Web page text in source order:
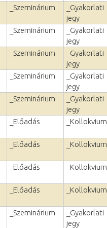
_Szeminárium
_Gyakorlati
jegy
_Szeminárium
_Gyakorlati
jegy
_Szeminárium
_Gyakorlati
jegy
_Szeminárium
_Gyakorlati
jegy
_Szeminárium
_Gyakorlati
jegy
_Előadás _Kollokvium
_Előadás _Kollokvium
_Előadás _Kollokvium
_Előadás _Kollokvium
_Szeminárium
_Gyakorlati
jegy